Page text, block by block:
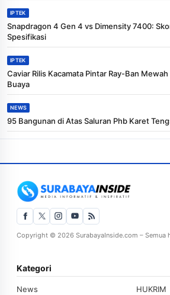
IPTEK
Snapdragon 4 Gen 4 vs Dimensity 7400:
Spesifikasi
IPTEK
Caviar Rilis Kacamata Pintar Ray-Ban
Buaya
NEWS
95 Bangunan di Atas Saluran Phb Karet
Copyright © 2026 SurabayaInside.com – Semua
Kategori
News
HUKRIM